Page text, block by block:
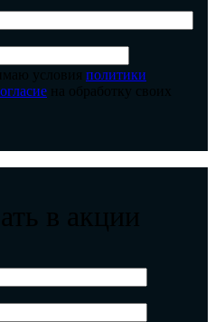
условия политики
на обработку своих
в акции